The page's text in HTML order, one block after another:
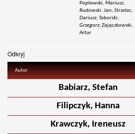
Popławski, Mariusz;
Rudowski, Jan; Strzelec,
Dariusz; Taborski,
Grzegorz; Zajączkowski,
Artur
Odkryj
Autor
Babiarz, Stefan
Filipczyk, Hanna
Krawczyk, Ireneusz